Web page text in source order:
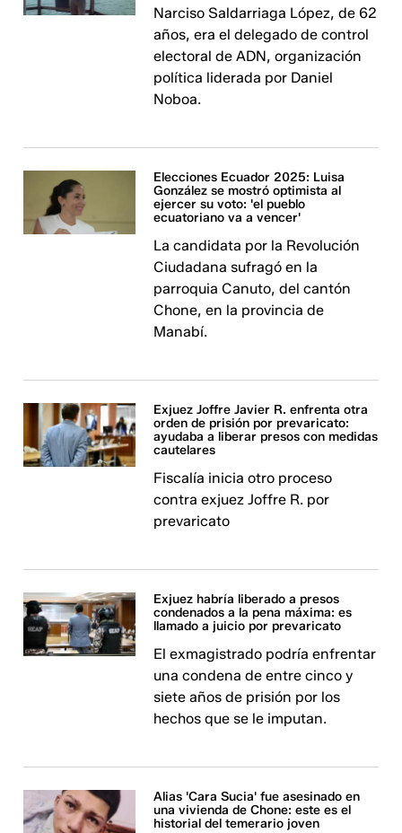
Narciso Saldarriaga López, de 62
años, era el delegado de control
electoral de ADN, organización
política liderada por Daniel
Noboa.
Elecciones Ecuador 2025: Luisa
González se mostró optimista al
ejercer su voto: 'el pueblo
ecuatoriano va a vencer'
La candidata por la Revolución
Ciudadana sufragó en la
parroquia Canuto, del cantón
Chone, en la provincia de
Manabí.
Exjuez Joffre Javier R. enfrenta otra
orden de prisión por prevaricato:
ayudaba a liberar presos con medidas
cautelares
Fiscalía inicia otro proceso
contra exjuez Joffre R. por
prevaricato
Exjuez habría liberado a presos
condenados a la pena máxima: es
llamado a juicio por prevaricato
El exmagistrado podría enfrentar
una condena de entre cinco y
siete años de prisión por los
hechos que se le imputan.
Alias 'Cara Sucia' fue asesinado en
una vivienda de Chone: este es el
historial del temerario joven